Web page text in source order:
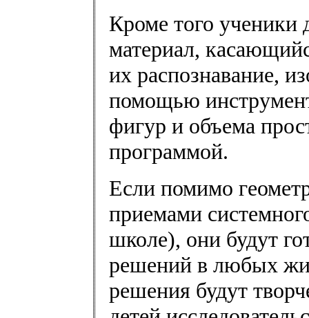
Кроме того ученики
материал,
их распознавание,
помощью
фигур и объема
программой.
Если помимо
приемами
школе), они будут
решений в любых
решения будут